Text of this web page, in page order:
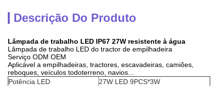
Descrição Do Produto
Lâmpada de trabalho LED IP67 27W resistente à água
Lâmpada de trabalho LED do tractor de empilhadeira
Serviço ODM OEM
Aplicável a empilhadeiras, tractores, escavadeiras, camiões,
reboques, veículos todoterreno, navios...
Potência LED
27W LED 9PCS*3W